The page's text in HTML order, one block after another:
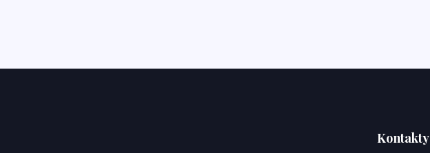
Kontakty